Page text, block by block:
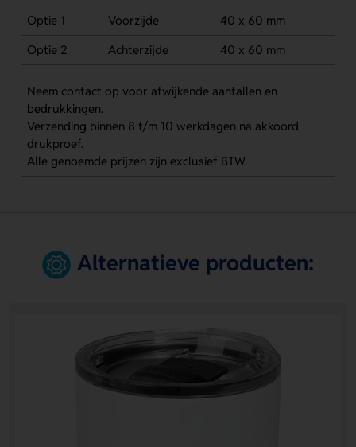
Optie 1
Voorzijde
40 x 60 mm
Optie 2
Achterzijde 40 x 60 mm
Neem contact op voor afwijkende aantallen en
bedrukkingen.
Verzending binnen 8 t/m 10 werkdagen na akkoord
drukproef.
Alle genoemde prijzen zijn exclusief BTW.
Alternatieve producten: